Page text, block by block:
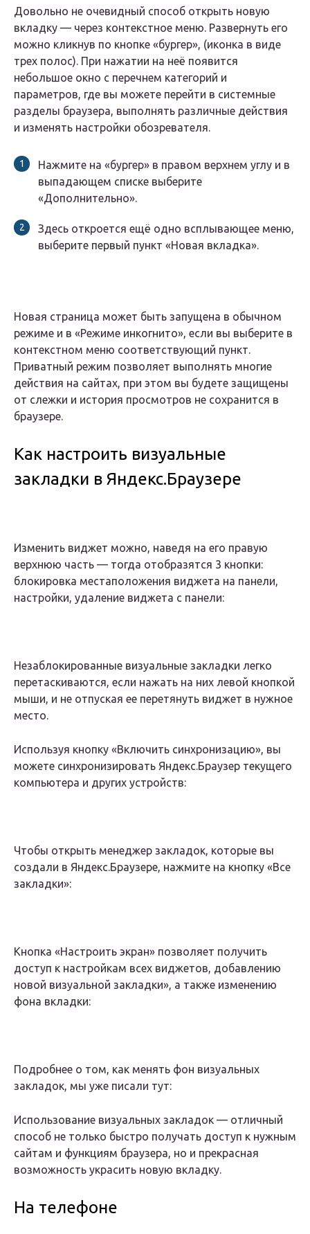
Довольно не очевидный способ открыть новую
вкладку — через контекстное меню. Развернуть его
можно кликнув по кнопке «бургер», (иконка в виде
трех полос). При нажатии на неё появится
небольшое окно с перечнем категорий и
параметров, где вы можете перейти в системные
разделы браузера, выполнять различные действия
и изменять настройки обозревателя.
Нажмите на «бургер» в правом верхнем углу и в
выпадающем списке выберите
«Дополнительно».
Здесь откроется ещё одно всплывающее меню,
выберите первый пункт «Новая вкладка».
Новая страница может быть запущена в обычном
режиме и в «Режиме инкогнито», если вы выберите в
контекстном меню соответствующий пункт.
Приватный режим позволяет выполнять многие
действия на сайтах, при этом вы будете защищены
от слежки и история просмотров не сохранится в
браузере.
Как настроить визуальные
закладки в Яндекс.Браузере
Изменить виджет можно, наведя на его правую
верхнюю часть — тогда отобразятся 3 кнопки:
блокировка местаположения виджета на панели,
настройки, удаление виджета с панели:
Незаблокированные визуальные закладки легко
перетаскиваются, если нажать на них левой кнопкой
мыши, и не отпуская ее перетянуть виджет в нужное
место.
Используя кнопку «Включить синхронизацию», вы
можете синхронизировать Яндекс.Браузер текущего
компьютера и других устройств:
Чтобы открыть менеджер закладок, которые вы
создали в Яндекс.Браузере, нажмите на кнопку «Все
закладки»:
Кнопка «Настроить экран» позволяет получить
доступ к настройкам всех виджетов, добавлению
новой визуальной закладки», а также изменению
фона вкладки:
Подробнее о том, как менять фон визуальных
закладок, мы уже писали тут:
Использование визуальных закладок — отличный
способ не только быстро получать доступ к нужным
сайтам и функциям браузера, но и прекрасная
возможность украсить новую вкладку.
На телефоне